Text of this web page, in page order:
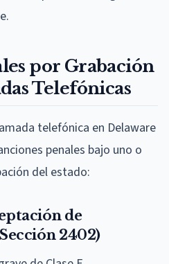
por Grabación
Telefónicas
telefónica en Delaware
penales bajo uno o
del estado:
de
2402)